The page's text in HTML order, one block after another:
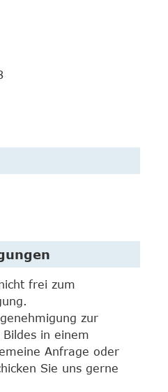
frei zum
zur
in einem
Anfrage oder
Sie uns gerne